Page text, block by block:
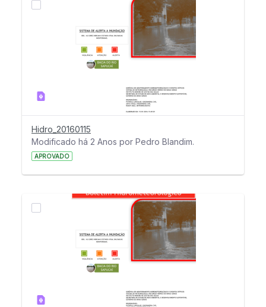
Hidro_20160115
Modificado há 2 Anos por Pedro Blandim.
APROVADO